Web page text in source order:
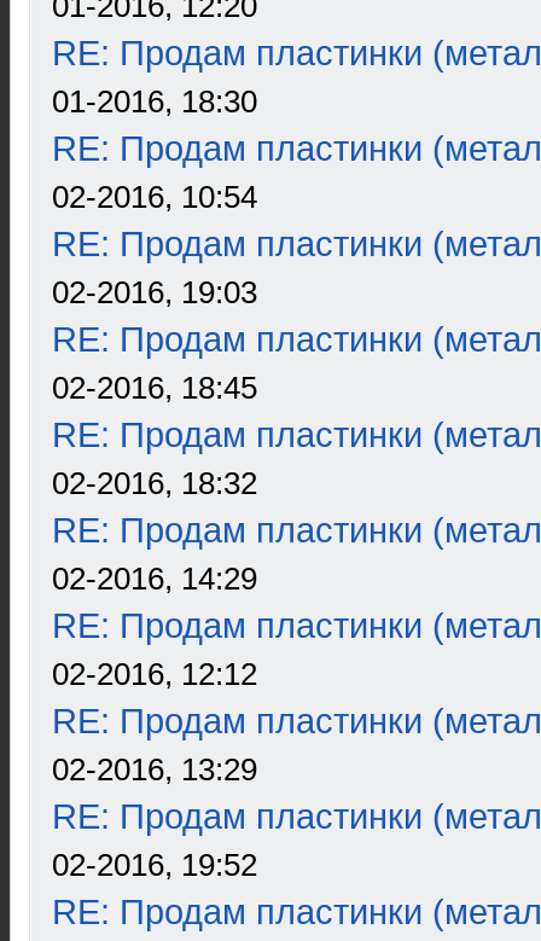
RE: Продам пластинки
01-2016, 18:30
RE: Продам пластинки
02-2016, 10:54
RE: Продам пластинки
02-2016, 19:03
RE: Продам пластинки
02-2016, 18:45
RE: Продам пластинки
02-2016, 18:32
RE: Продам пластинки
02-2016, 14:29
RE: Продам пластинки
02-2016, 12:12
RE: Продам пластинки
02-2016, 13:29
RE: Продам пластинки
02-2016, 19:52
RE: Продам пластинки